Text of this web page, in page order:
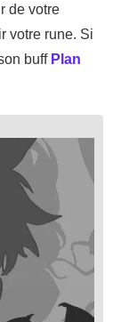
de votre
votre rune. Si
buff Plan